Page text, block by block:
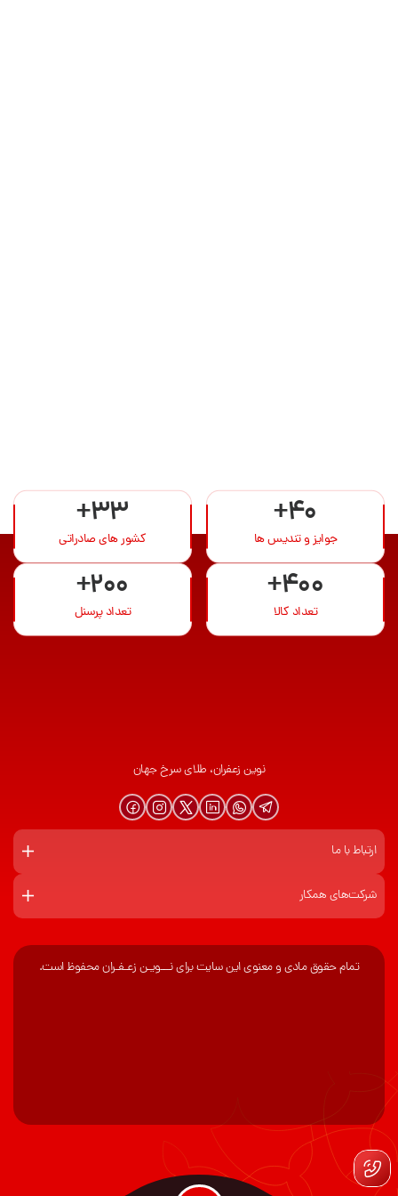
+40
جوایز و تندیس ها
+33
کشور های صادراتی
+400
تعداد کالا
+200
تعداد پرسنل
نوین زعفران، طلای سرخ جهان
ارتباط با ما
شرکت‌های همکار
تمام حقوق مادی و معنوی این سایت برای نـــویـن زعـفـران محفوظ است.